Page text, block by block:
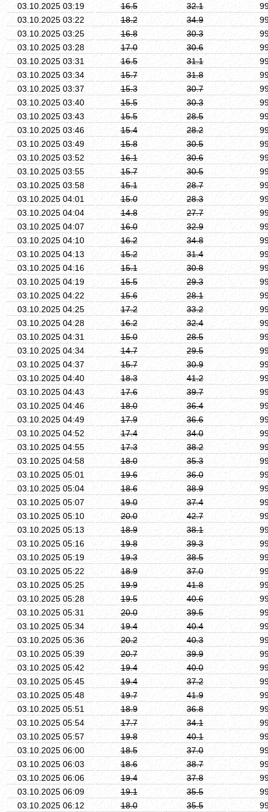
03.10.2025 03:19
16.5 32.1
03.10.2025 03:22
18.2 34.9
03.10.2025 03:25
16.8 30.3
03.10.2025 03:28
17.0 30.6
03.10.2025 03:31
16.5 31.1
03.10.2025 03:34
15.7 31.8
03.10.2025 03:37
15.3 30.7
03.10.2025 03:40
15.5 30.3
03.10.2025 03:43
15.5 28.5
03.10.2025 03:46
15.4 28.2
03.10.2025 03:49
15.8 30.5
03.10.2025 03:52
16.1 30.6
03.10.2025 03:55
15.7 30.5
03.10.2025 03:58
15.1 28.7
03.10.2025 04:01
15.0 28.3
03.10.2025 04:04
14.8 27.7
03.10.2025 04:07
16.0 32.9
03.10.2025 04:10
16.2 34.8
03.10.2025 04:13
15.2 31.4
03.10.2025 04:16
15.1 30.8
03.10.2025 04:19
15.5 29.3
03.10.2025 04:22
15.6 28.1
03.10.2025 04:25
17.2 33.2
03.10.2025 04:28
16.2 32.4
03.10.2025 04:31
15.0 28.5
03.10.2025 04:34
14.7 29.5
03.10.2025 04:37
15.7 30.9
03.10.2025 04:40
18.3 41.2
03.10.2025 04:43
17.6 39.7
03.10.2025 04:46
18.0 36.4
03.10.2025 04:49
17.9 36.6
03.10.2025 04:52
17.4 34.0
03.10.2025 04:55
17.3 38.2
03.10.2025 04:58
18.0 35.3
03.10.2025 05:01
19.6 36.0
03.10.2025 05:04
18.6 38.9
03.10.2025 05:07
19.0 37.4
03.10.2025 05:10
20.0 42.7
03.10.2025 05:13
18.9 38.1
03.10.2025 05:16
19.8 39.3
03.10.2025 05:19
19.3 38.5
03.10.2025 05:22
18.9 37.0
03.10.2025 05:25
19.9 41.8
03.10.2025 05:28
19.5 40.6
03.10.2025 05:31
20.0 39.5
03.10.2025 05:34
19.4 40.4
03.10.2025 05:36
20.2 40.3
03.10.2025 05:39
20.7 39.9
03.10.2025 05:42
19.4 40.0
03.10.2025 05:45
19.4 37.2
03.10.2025 05:48
19.7 41.9
03.10.2025 05:51
18.9 36.8
03.10.2025 05:54
17.7 34.1
03.10.2025 05:57
19.8 40.1
03.10.2025 06:00
18.5 37.0
03.10.2025 06:03
18.6 38.7
03.10.2025 06:06
19.4 37.8
03.10.2025 06:09
19.1 35.5
03.10.2025 06:12
18.0 35.5